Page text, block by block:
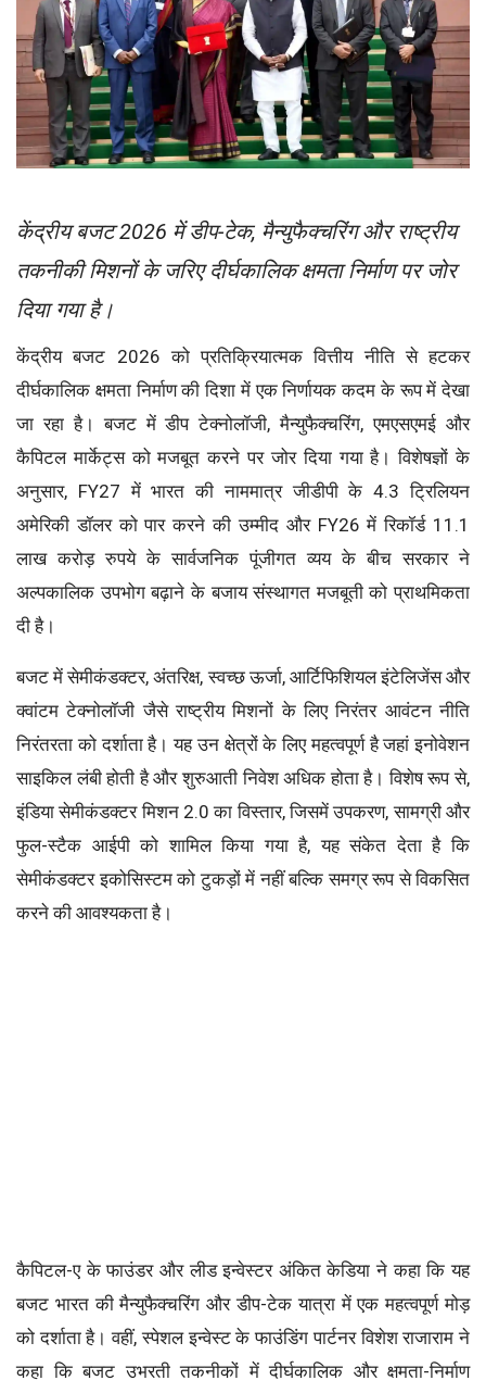
केंद्रीय बजट 2026 में डीप-टेक, मैन्युफैक्चरिंग और राष्ट्रीय
तकनीकी मिशनों के जरिए दीर्घकालिक क्षमता निर्माण पर जोर
दिया गया है।
केंद्रीय बजट 2026 को प्रतिक्रियात्मक वित्तीय नीति से हटकर
दीर्घकालिक क्षमता निर्माण की दिशा में एक निर्णायक कदम के रूप में देखा
जा रहा है। बजट में डीप टेक्नोलॉजी, मैन्युफैक्चरिंग, एमएसएमई और
कैपिटल मार्केट्स को मजबूत करने पर जोर दिया गया है। विशेषज्ञों के
अनुसार, FY27 में भारत की नाममात्र जीडीपी के 4.3 ट्रिलियन
अमेरिकी डॉलर को पार करने की उम्मीद और FY26 में रिकॉर्ड 11.1
लाख करोड़ रुपये के सार्वजनिक पूंजीगत व्यय के बीच सरकार ने
अल्पकालिक उपभोग बढ़ाने के बजाय संस्थागत मजबूती को प्राथमिकता
दी है।
बजट में सेमीकंडक्टर, अंतरिक्ष, स्वच्छ ऊर्जा, आर्टिफिशियल इंटेलिजेंस और
क्वांटम टेक्नोलॉजी जैसे राष्ट्रीय मिशनों के लिए निरंतर आवंटन नीति
निरंतरता को दर्शाता है। यह उन क्षेत्रों के लिए महत्वपूर्ण है जहां इनोवेशन
साइकिल लंबी होती है और शुरुआती निवेश अधिक होता है। विशेष रूप से,
इंडिया सेमीकंडक्टर मिशन 2.0 का विस्तार, जिसमें उपकरण, सामग्री और
फुल-स्टैक आईपी को शामिल किया गया है, यह संकेत देता है कि
सेमीकंडक्टर इकोसिस्टम को टुकड़ों में नहीं बल्कि समग्र रूप से विकसित
करने की आवश्यकता है।
कैपिटल-ए के फाउंडर और लीड इन्वेस्टर अंकित केडिया ने कहा कि यह
बजट भारत की मैन्युफैक्चरिंग और डीप-टेक यात्रा में एक महत्वपूर्ण मोड़
को दर्शाता है। वहीं, स्पेशल इन्वेस्ट के फाउंडिंग पार्टनर विशेश राजाराम ने
कहा कि बजट उभरती तकनीकों में दीर्घकालिक और क्षमता-निर्माण